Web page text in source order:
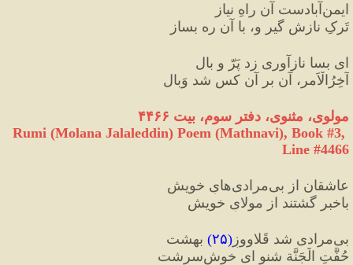
ایمن‌آبادست آن راهِ نیاز
تَرکِ نازش گیر و، با آن ره بساز
ای بسا نازآوری زد پَرّ و بال
آخِرُالْاَمر، آن بر آن کس شد وَبال
مولوی، مثنوی، دفتر سوم، بیت ۴۴۶۶
Rumi (Molana Jalaleddin) Poem (Mathnavi), Book #3,
Line #4466
عاشقان از بی‌مرادی‌هایِ خویش
با‌خبر گشتند از مولایِ خویش
بی‌مرادی شد قَلاووزِ (۲۵) بهشت
حُفَّتِ الْجَنَّة شنو ای خوش‌سرشت